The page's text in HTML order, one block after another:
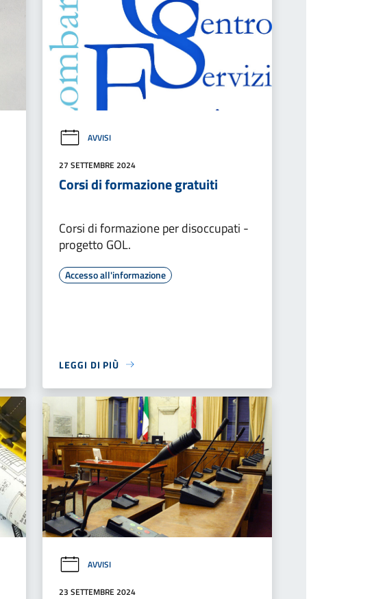
AVVISI
27 SETTEMBRE 2024
Corsi di formazione gratuiti
Corsi di formazione per disoccupati -
progetto GOL.
Accesso all'informazione
LEGGI DI PIÙ
AVVISI
23 SETTEMBRE 2024